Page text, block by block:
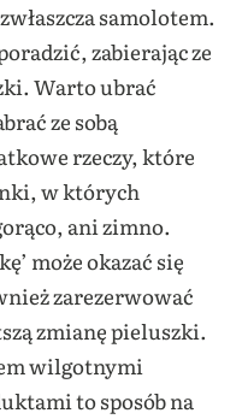
samolotem.
zabierając ze
Warto ubrać
ze sobą
rzeczy, które
w których
ani zimno.
może okazać się
zarezerwować
zmianę pieluszki.
wilgotnymi
to sposób na